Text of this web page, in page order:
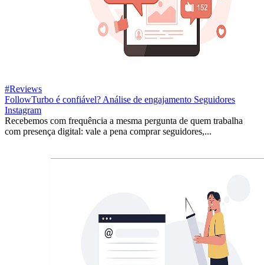
#Reviews
FollowTurbo é confiável? Análise de engajamento Seguidores
Instagram
Recebemos com frequência a mesma pergunta de quem trabalha
com presença digital: vale a pena comprar seguidores,...